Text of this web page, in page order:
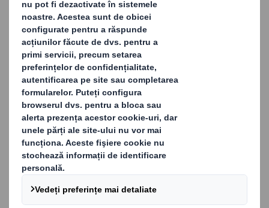
Amortizoare și
inserturi: Protejați-vă
produsele din interior
spre exterior
Împiedicarea deplasării mărfurilor în interiorul
ambalajului și deteriorării lor în timpul transportului,
depozitării și manipulării este la fel de importantă ca și
protejarea lor de daunele externe. Prin urmare,